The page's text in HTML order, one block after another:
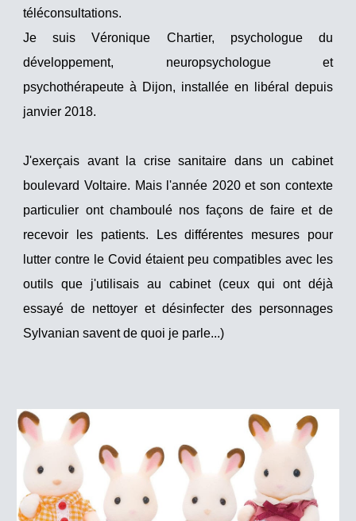
téléconsultations.
Je suis Véronique Chartier, psychologue du
développement, neuropsychologue et
psychothérapeute à Dijon, installée en libéral depuis
janvier 2018.
J'exerçais avant la crise sanitaire dans un cabinet
boulevard Voltaire. Mais l'année 2020 et son contexte
particulier ont chamboulé nos façons de faire et de
recevoir les patients. Les différentes mesures pour
lutter contre le Covid étaient peu compatibles avec les
outils que j'utilisais au cabinet (ceux qui ont déjà
essayé de nettoyer et désinfecter des personnages
Sylvanian savent de quoi je parle...)